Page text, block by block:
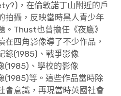
，在倫敦諾丁山附近的戶
拍攝，反映當時黑人青少年
。Thust也曾擔任《夜鷹》
在四角影像導了不少作品，
錄(1985)、戰爭影像
(1985)、學校的影像
(1985)等。這些作品當時除
會意識，再現當時英國社會